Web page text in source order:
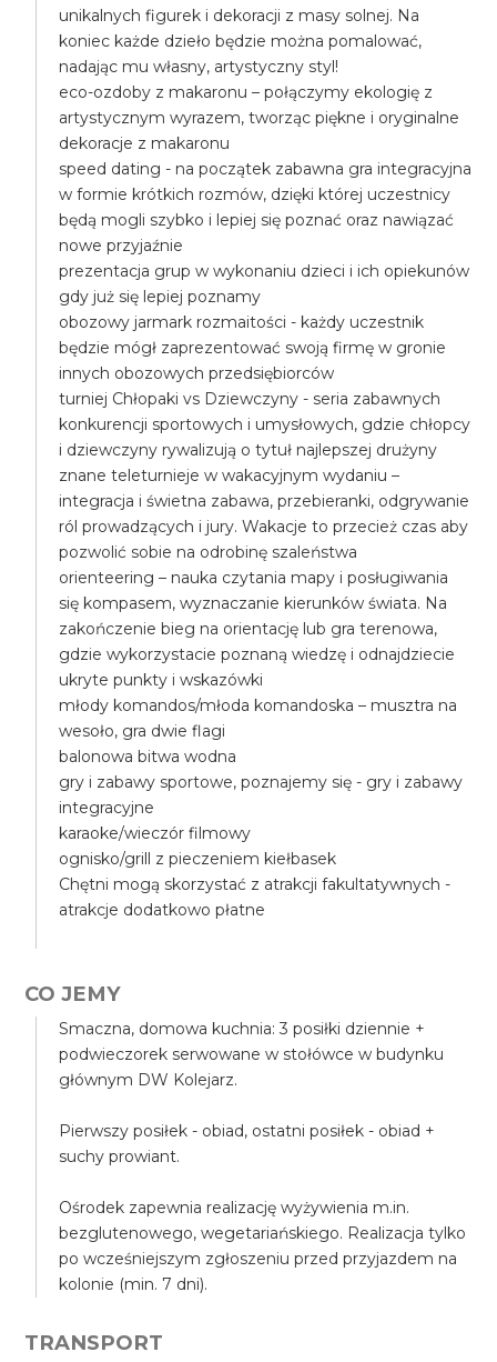
unikalnych figurek i dekoracji z masy solnej. Na
koniec każde dzieło będzie można pomalować,
nadając mu własny, artystyczny styl!
eco-ozdoby z makaronu – połączymy ekologię z
artystycznym wyrazem, tworząc piękne i oryginalne
dekoracje z makaronu
speed dating - na początek zabawna gra integracyjna
w formie krótkich rozmów, dzięki której uczestnicy
będą mogli szybko i lepiej się poznać oraz nawiązać
nowe przyjaźnie
prezentacja grup w wykonaniu dzieci i ich opiekunów
gdy już się lepiej poznamy
obozowy jarmark rozmaitości - każdy uczestnik
będzie mógł zaprezentować swoją firmę w gronie
innych obozowych przedsiębiorców
turniej Chłopaki vs Dziewczyny - seria zabawnych
konkurencji sportowych i umysłowych, gdzie chłopcy
i dziewczyny rywalizują o tytuł najlepszej drużyny
znane teleturnieje w wakacyjnym wydaniu –
integracja i świetna zabawa, przebieranki, odgrywanie
ról prowadzących i jury. Wakacje to przecież czas aby
pozwolić sobie na odrobinę szaleństwa
orienteering – nauka czytania mapy i posługiwania
się kompasem, wyznaczanie kierunków świata. Na
zakończenie bieg na orientację lub gra terenowa,
gdzie wykorzystacie poznaną wiedzę i odnajdziecie
ukryte punkty i wskazówki
młody komandos/młoda komandoska – musztra na
wesoło, gra dwie flagi
balonowa bitwa wodna
gry i zabawy sportowe, poznajemy się - gry i zabawy
integracyjne
karaoke/wieczór filmowy
ognisko/grill z pieczeniem kiełbasek
Chętni mogą skorzystać z atrakcji fakultatywnych -
atrakcje dodatkowo płatne
CO JEMY
Smaczna, domowa kuchnia: 3 posiłki dziennie +
podwieczorek serwowane w stołówce w budynku
głównym DW Kolejarz.
Pierwszy posiłek - obiad, ostatni posiłek - obiad +
suchy prowiant.
Ośrodek zapewnia realizację wyżywienia m.in.
bezglutenowego, wegetariańskiego. Realizacja tylko
po wcześniejszym zgłoszeniu przed przyjazdem na
kolonie (min. 7 dni).
TRANSPORT